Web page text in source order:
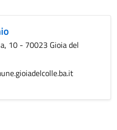
10 - 70023 Gioia del